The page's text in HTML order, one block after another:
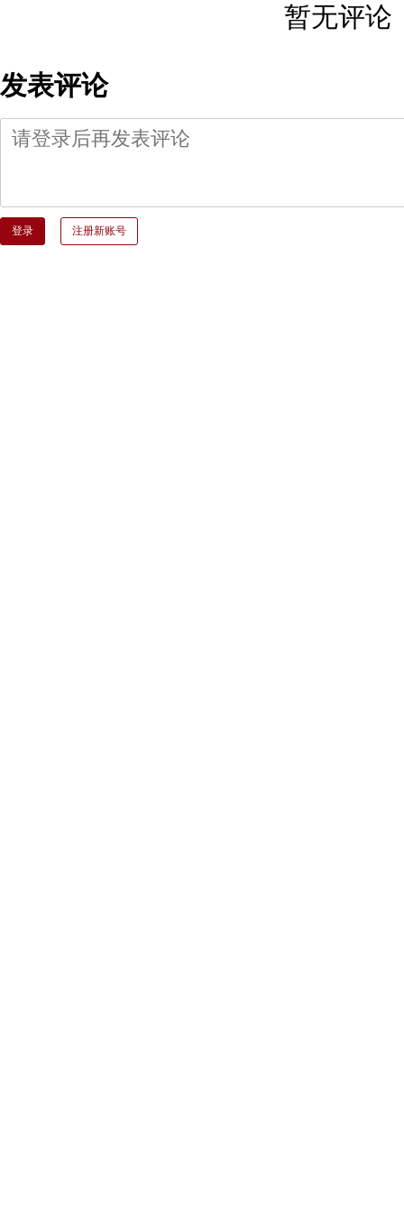
暂无评论
发表评论
登录 注册新账号